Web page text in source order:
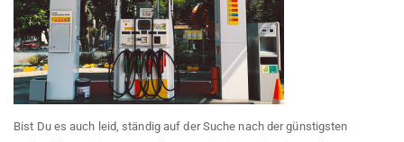
Bist Du es auch leid, ständig auf der Suche nach der günstigsten